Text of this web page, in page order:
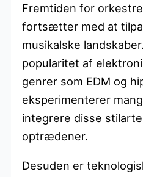
Fremtiden for
fortsætter med at
musikalske
popularitet af
genrer som EDM og
eksperimenterer
integrere disse
optrædener.
Desuden er